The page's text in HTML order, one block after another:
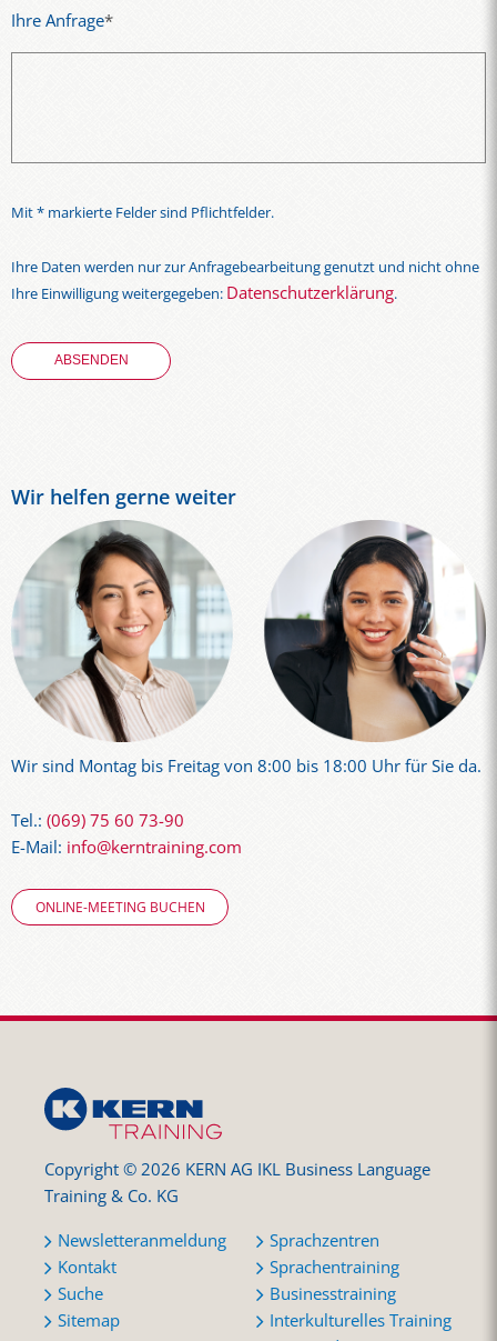
Ihre Anfrage*
Mit * markierte Felder sind Pflichtfelder.
Ihre Daten werden nur zur Anfragebearbeitung genutzt und nicht ohne
Ihre Einwilligung weitergegeben: Datenschutzerklärung.
Wir helfen gerne weiter
Wir sind Montag bis Freitag von 8:00 bis 18:00 Uhr für Sie da.
Tel.: (069) 75 60 73-90
E-Mail: info@kerntraining.com
ONLINE-MEETING BUCHEN
Copyright © 2026 KERN AG IKL Business Language
Training & Co. KG
Newsletteranmeldung
Kontakt
Suche
Sitemap
Sprachzentren
Sprachentraining
Businesstraining
Interkulturelles Training